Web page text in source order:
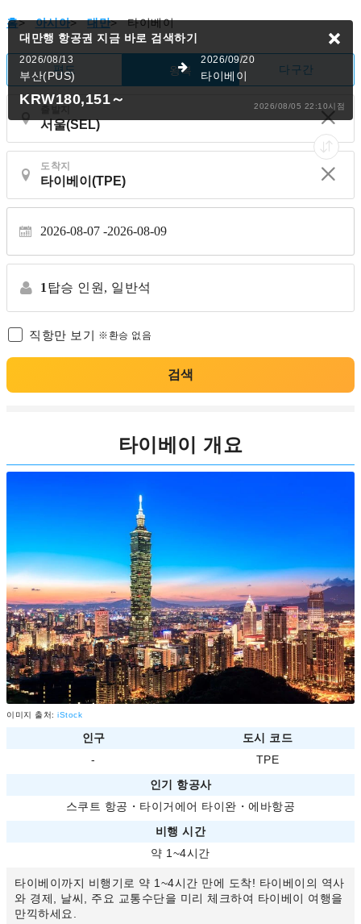
홈> 아시아> 대만> 타이베이
편도 왕복 다구간
도착지
2026-08-07 2026-08-09
1 탑승 인원, 일반석
직항만 보기 ※환승 없음
검색
대만행 항공권 지금 바로 검색하기
2026/08/13
부산(PUS)
2026/09/20
타이베이
KRW180,151～ 2026/08/05 22:10시점
타이베이 개요
이미지 출처: iStock
인구
도시 코드
-
TPE
인기 항공사
스쿠트 항공 ・ 타이거에어 타이완 ・에바항공
비행 시간
약 1~4시간
타이베이까지 비행기로 약 1~4시간 만에 도착! 타이베이의 역사
와 경제, 날씨, 주요 교통수단을 미리 체크하여 타이베이 여행을
만끽하세요.